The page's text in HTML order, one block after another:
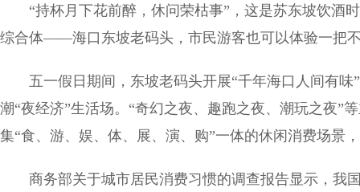
“持杯月下花前醉，休问荣枯事”，这是苏东坡饮酒
综合体——海口东坡老码头，市民游客也可以体验一把
五一假日期间，东坡老码头开展“千年海口人间有
潮“夜经济”生活场。“奇幻之夜、趣跑之夜、潮玩之夜”
集“食、游、娱、体、展、演、购”一体的休闲消费场景
商务部关于城市居民消费习惯的调查报告显示，我